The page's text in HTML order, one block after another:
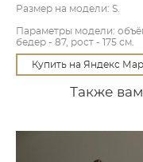
Размер на модели: S.
Параметры модели:
бедер - 87, рост - 175 см.
Купить на Яндекс
Также